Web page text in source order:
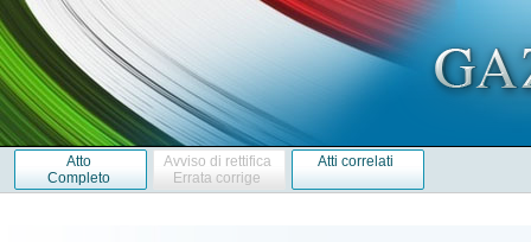
Atto
Completo
Avviso di rettifica
Errata corrige
Atti correlati